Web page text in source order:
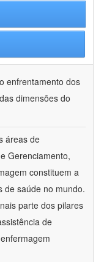
enfrentamento dos
dimensões do
áreas de
Gerenciamento,
constituem a
de saúde no mundo.
parte dos pilares
de